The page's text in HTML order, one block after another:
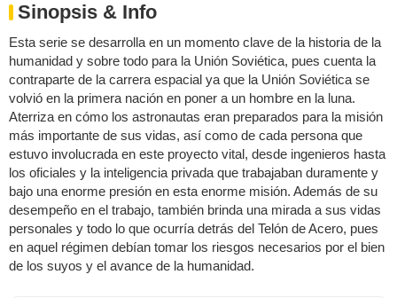
Sinopsis & Info
Esta serie se desarrolla en un momento clave de la historia de la
humanidad y sobre todo para la Unión Soviética, pues cuenta la
contraparte de la carrera espacial ya que la Unión Soviética se
volvió en la primera nación en poner a un hombre en la luna.
Aterriza en cómo los astronautas eran preparados para la misión
más importante de sus vidas, así como de cada persona que
estuvo involucrada en este proyecto vital, desde ingenieros hasta
los oficiales y la inteligencia privada que trabajaban duramente y
bajo una enorme presión en esta enorme misión. Además de su
desempeño en el trabajo, también brinda una mirada a sus vidas
personales y todo lo que ocurría detrás del Telón de Acero, pues
en aquel régimen debían tomar los riesgos necesarios por el bien
de los suyos y el avance de la humanidad.